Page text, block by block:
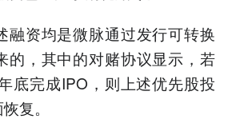
融资均是微脉通过发行可转换
的，其中的对赌协议显示，若
底完成IPO，则上述优先股投
复。